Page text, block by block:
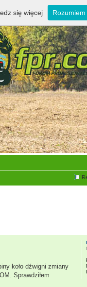
koło dźwigni zmiany
Sprawdziłem
się więcej Rozumiem